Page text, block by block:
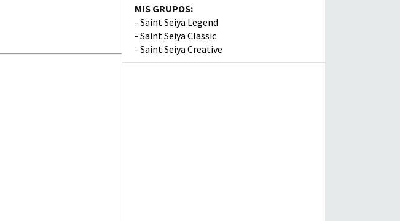
MIS GRUPOS:
- Saint Seiya Legend
- Saint Seiya Classic
- Saint Seiya Creative